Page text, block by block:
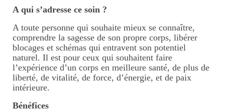
Mon parcours
A qui s’adresse ce soin ?
A toute personne qui souhaite mieux se connaître,
comprendre la sagesse de son propre corps, libérer
blocages et schémas qui entravent son potentiel
naturel. Il est pour ceux qui souhaitent faire
l’expérience d’un corps en meilleure santé, de plus de
liberté, de vitalité, de force, d’énergie, et de paix
intérieure.
Bénéfices